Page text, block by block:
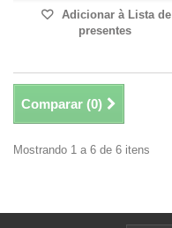
Adicionar à Lista de
presentes
Comparar (0)
Mostrando 1 a 6 de 6 itens